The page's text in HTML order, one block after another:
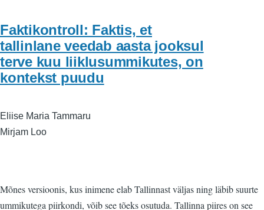
Faktikontroll: Faktis, et
tallinlane veedab aasta jooksul
terve kuu liiklusummikutes, on
kontekst puudu
Eliise Maria Tammaru
Mirjam Loo
Mõnes versioonis, kus inimene elab Tallinnast väljas ning läbib suurte
ummikutega piirkondi, võib see tõeks osutuda. Tallinna piires on see